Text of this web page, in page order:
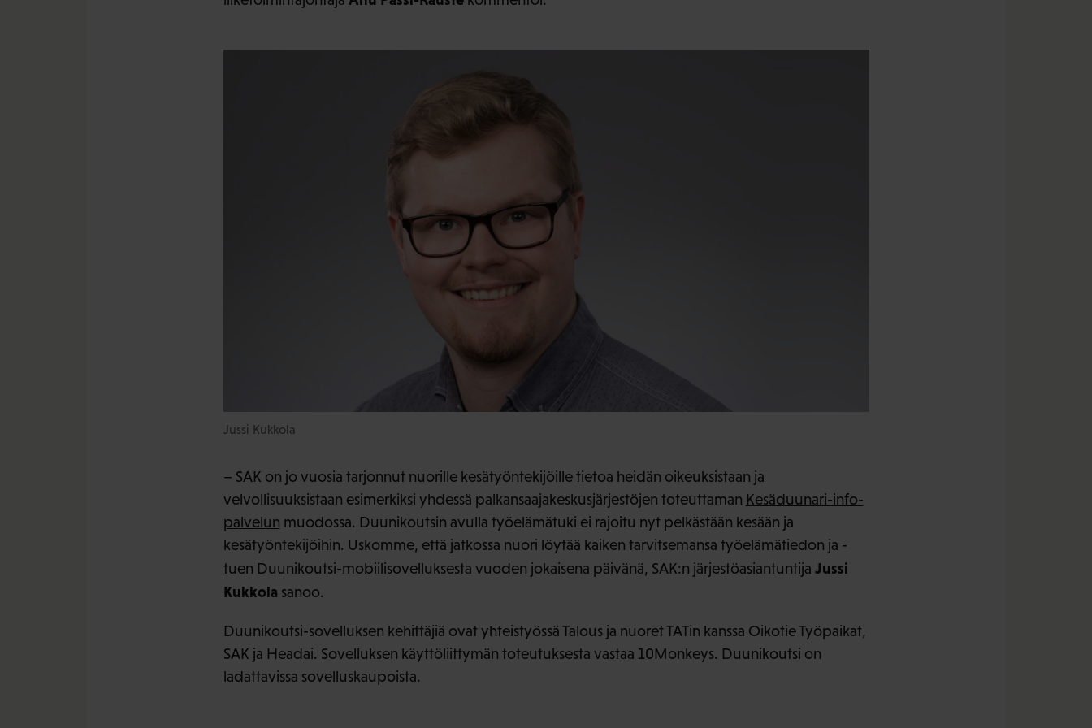
Jussi Kukkola
– SAK on jo vuosia tarjonnut nuorille kesätyöntekijöille tietoa heidän oikeuksistaan ja
velvollisuuksistaan esimerkiksi yhdessä palkansaajakeskusjärjestöjen toteuttaman Kesäduunari-info-
palvelun muodossa. Duunikoutsin avulla työelämätuki ei rajoitu nyt pelkästään kesään ja
kesätyöntekijöihin. Uskomme, että jatkossa nuori löytää kaiken tarvitsemansa työelämätiedon ja -
tuen Duunikoutsi-mobiilisovelluksesta vuoden jokaisena päivänä, SAK:n järjestöasiantuntija Jussi
Kukkola sanoo.
Duunikoutsi-sovelluksen kehittäjiä ovat yhteistyössä Talous ja nuoret TATin kanssa Oikotie Työpaikat,
SAK ja Headai. Sovelluksen käyttöliittymän toteutuksesta vastaa 10Monkeys. Duunikoutsi on
ladattavissa sovelluskaupoista.